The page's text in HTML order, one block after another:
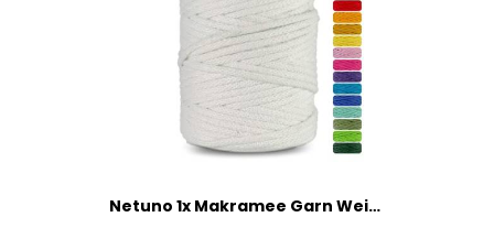
Netuno 1x Makramee Garn Weiß 5 mm 100 m Baumwollkordel mit Baumwollkern Textilgarn Kordelband Naturgarn Naturbaumwolle Garn für Makramee Baumwollgarn Dekoschnur farbig Cotton Cord Macrame